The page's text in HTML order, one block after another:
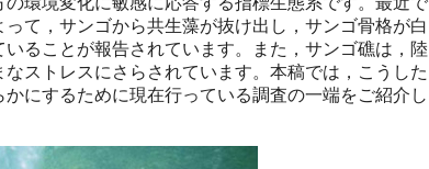
て，サンゴから共生藻が抜け出し，サンゴ骨格が白
ることが報告されています。また，サンゴ礁は，陸
ストレスにさらされています。本稿では，こうした
にするために現在行っている調査の一端をご紹介し